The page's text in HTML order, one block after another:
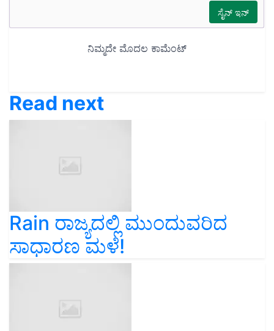
Read next
Rain ರಾಜ್ಯದಲ್ಲಿ ಮುಂದುವರಿದ
ಸಾಧಾರಣ ಮಳೆ!